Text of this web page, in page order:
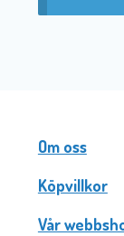
Om oss
Köpvillkor
Vår